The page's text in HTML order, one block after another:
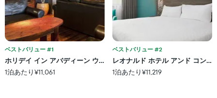
過
去
3
日
間
に
見
つ
ご
と
の
カ
テ
ゴ
リ
ー
を
軸
1
本
は、
宿
泊
ま
で
の
ベストバリュー #1
ホリデイ イン アバディーン ウェスト
1泊あたり¥11,061
ベストバリュー #2
レオナルド ホテル アンド コン
1泊あたり¥11,219